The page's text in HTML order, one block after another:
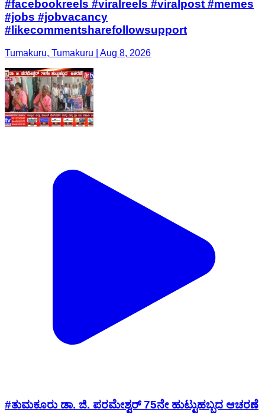
#facebookreels #viralreels #viralpost #memes
#jobs #jobvacancy
#likecommentsharefollowsupport
Tumakuru, Tumakuru | Aug 8, 2026
#ತುಮಕೂರು ಡಾ. ಜಿ. ಪರಮೇಶ್ವರ್ 75ನೇ ಹುಟ್ಟುಹಬ್ಬದ ಆಚರಣೆ